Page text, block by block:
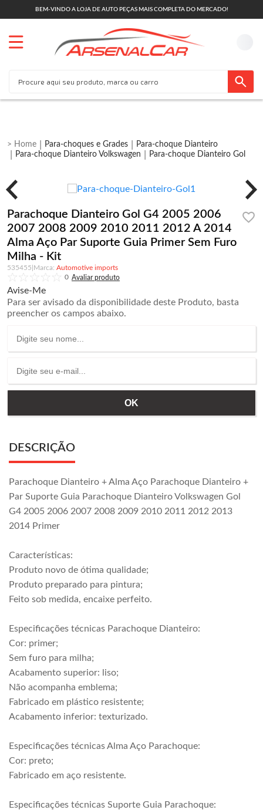
BEM-VINDO A LOJA DE AUTO PEÇAS MAIS COMPLETA DO MERCADO!
Para-choques e Grades
Para-choque Dianteiro
Para-choque Dianteiro Volkswagen
Para-choque Dianteiro Gol
Parachoque Dianteiro Gol G4 2005 2006
2007 2008 2009 2010 2011 2012 A 2014
Alma Aço Par Suporte Guia Primer Sem Furo
Milha - Kit
535455
Automotive imports
0
Avise-Me
Para ser avisado da disponibilidade deste Produto, basta
preencher os campos abaixo.
DESCRIÇÃO
Parachoque Dianteiro + Alma Aço Parachoque Dianteiro +
Par Suporte Guia Parachoque Dianteiro Volkswagen Gol
G4 2005 2006 2007 2008 2009 2010 2011 2012 2013
2014 Primer
Características:
Produto novo de ótima qualidade;
Produto preparado para pintura;
Feito sob medida, encaixe perfeito.
Especificações técnicas Parachoque Dianteiro:
Cor: primer;
Sem furo para milha;
Acabamento superior: liso;
Não acompanha emblema;
Fabricado em plástico resistente;
Acabamento inferior: texturizado.
Especificações técnicas Alma Aço Parachoque:
Cor: preto;
Fabricado em aço resistente.
Especificações técnicas Suporte Guia Parachoque: